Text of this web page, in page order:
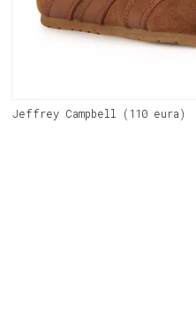
Jeffrey Campbell (110 eura)